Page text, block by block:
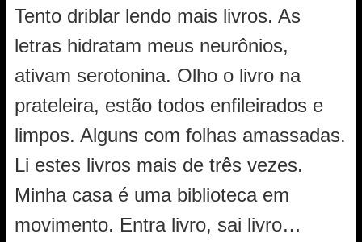
Tento driblar lendo mais livros. As
letras hidratam meus neurônios,
ativam serotonina. Olho o livro na
prateleira, estão todos enfileirados e
limpos. Alguns com folhas amassadas.
Li estes livros mais de três vezes.
Minha casa é uma biblioteca em
movimento. Entra livro, sai livro…